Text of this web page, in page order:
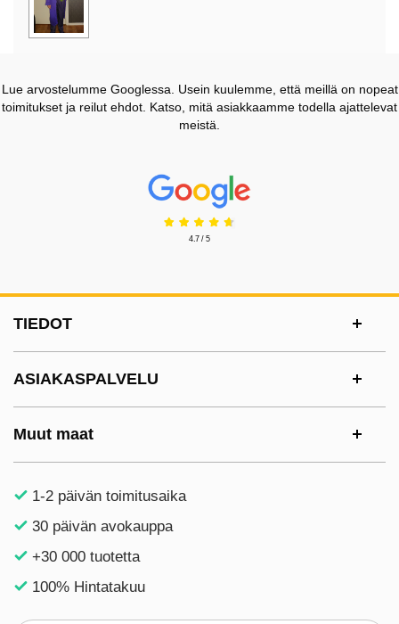
Lue arvostelumme Googlessa. Usein kuulemme, että meillä on nopeat
toimitukset ja reilut ehdot. Katso, mitä asiakkaamme todella ajattelevat
meistä.
Prisjakt Arvostelu: 4.7 Tähdet
4.7 / 5
TIEDOT
ASIAKASPALVELU
Muut maat
1-2 päivän toimitusaika
30 päivän avokauppa
+30 000 tuotetta
100% Hintatakuu